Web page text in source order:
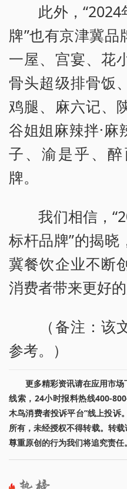
此外，“2024
牌”也有京津冀
一屋、宫宴、花
骨头超级排骨饭
鸡腿、麻六记、
谷姐姐麻辣拌·麻
子、渝是乎、
牌。
我们相信，
标杆品牌”的揭晓
冀餐饮企业不断
消费者带来更好的
（备注：该文
参考。）
更多精彩资讯请在应用市
线索，24小时报料热线400-
木鸟消费者投诉平台”线上投诉
所有，未经授权不得转载。转
尊重原创的行为我们将追究责任。